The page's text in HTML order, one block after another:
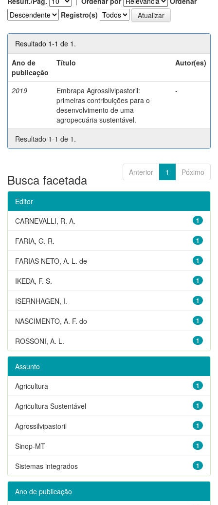
Registro(s)
Resultado 1-1 de 1.
Ano de
publicação
Título Autor(es)
2019
Embrapa Agrossilvipastoril:
primeiras contribuições para o
desenvolvimento de uma
agropecuária sustentável.
-
Resultado 1-1 de 1.
Anterior 1 Póximo
Busca facetada
Editor
1
CARNEVALLI, R. A.
1
FARIA, G. R.
1
FARIAS NETO, A. L. de
1
IKEDA, F. S.
1
ISERNHAGEN, I.
1
NASCIMENTO, A. F. do
1
ROSSONI, A. L.
Assunto
1
Agricultura
1
Agricultura Sustentável
1
Agrossilvipastoril
1
Sinop-MT
1
Sistemas integrados
Ano de publicação